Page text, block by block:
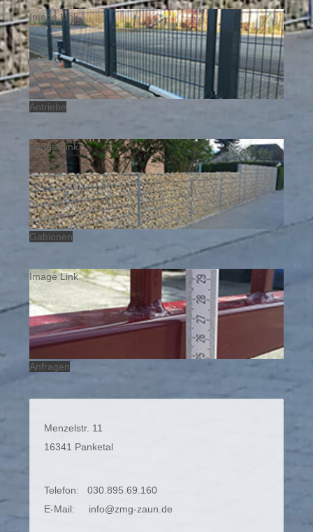
Image Link
Antriebe
Image Link
Gabionen
Image Link
Anfragen
Menzelstr. 11
16341 Panketal
Telefon: 030.895.69.160
E-Mail: info@zmg-zaun.de